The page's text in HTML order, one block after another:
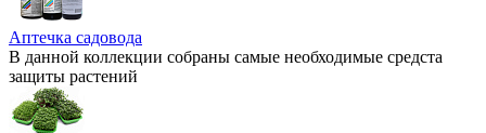
Аптечка садовода
В данной коллекции собраны самые необходимые средста
защиты растений